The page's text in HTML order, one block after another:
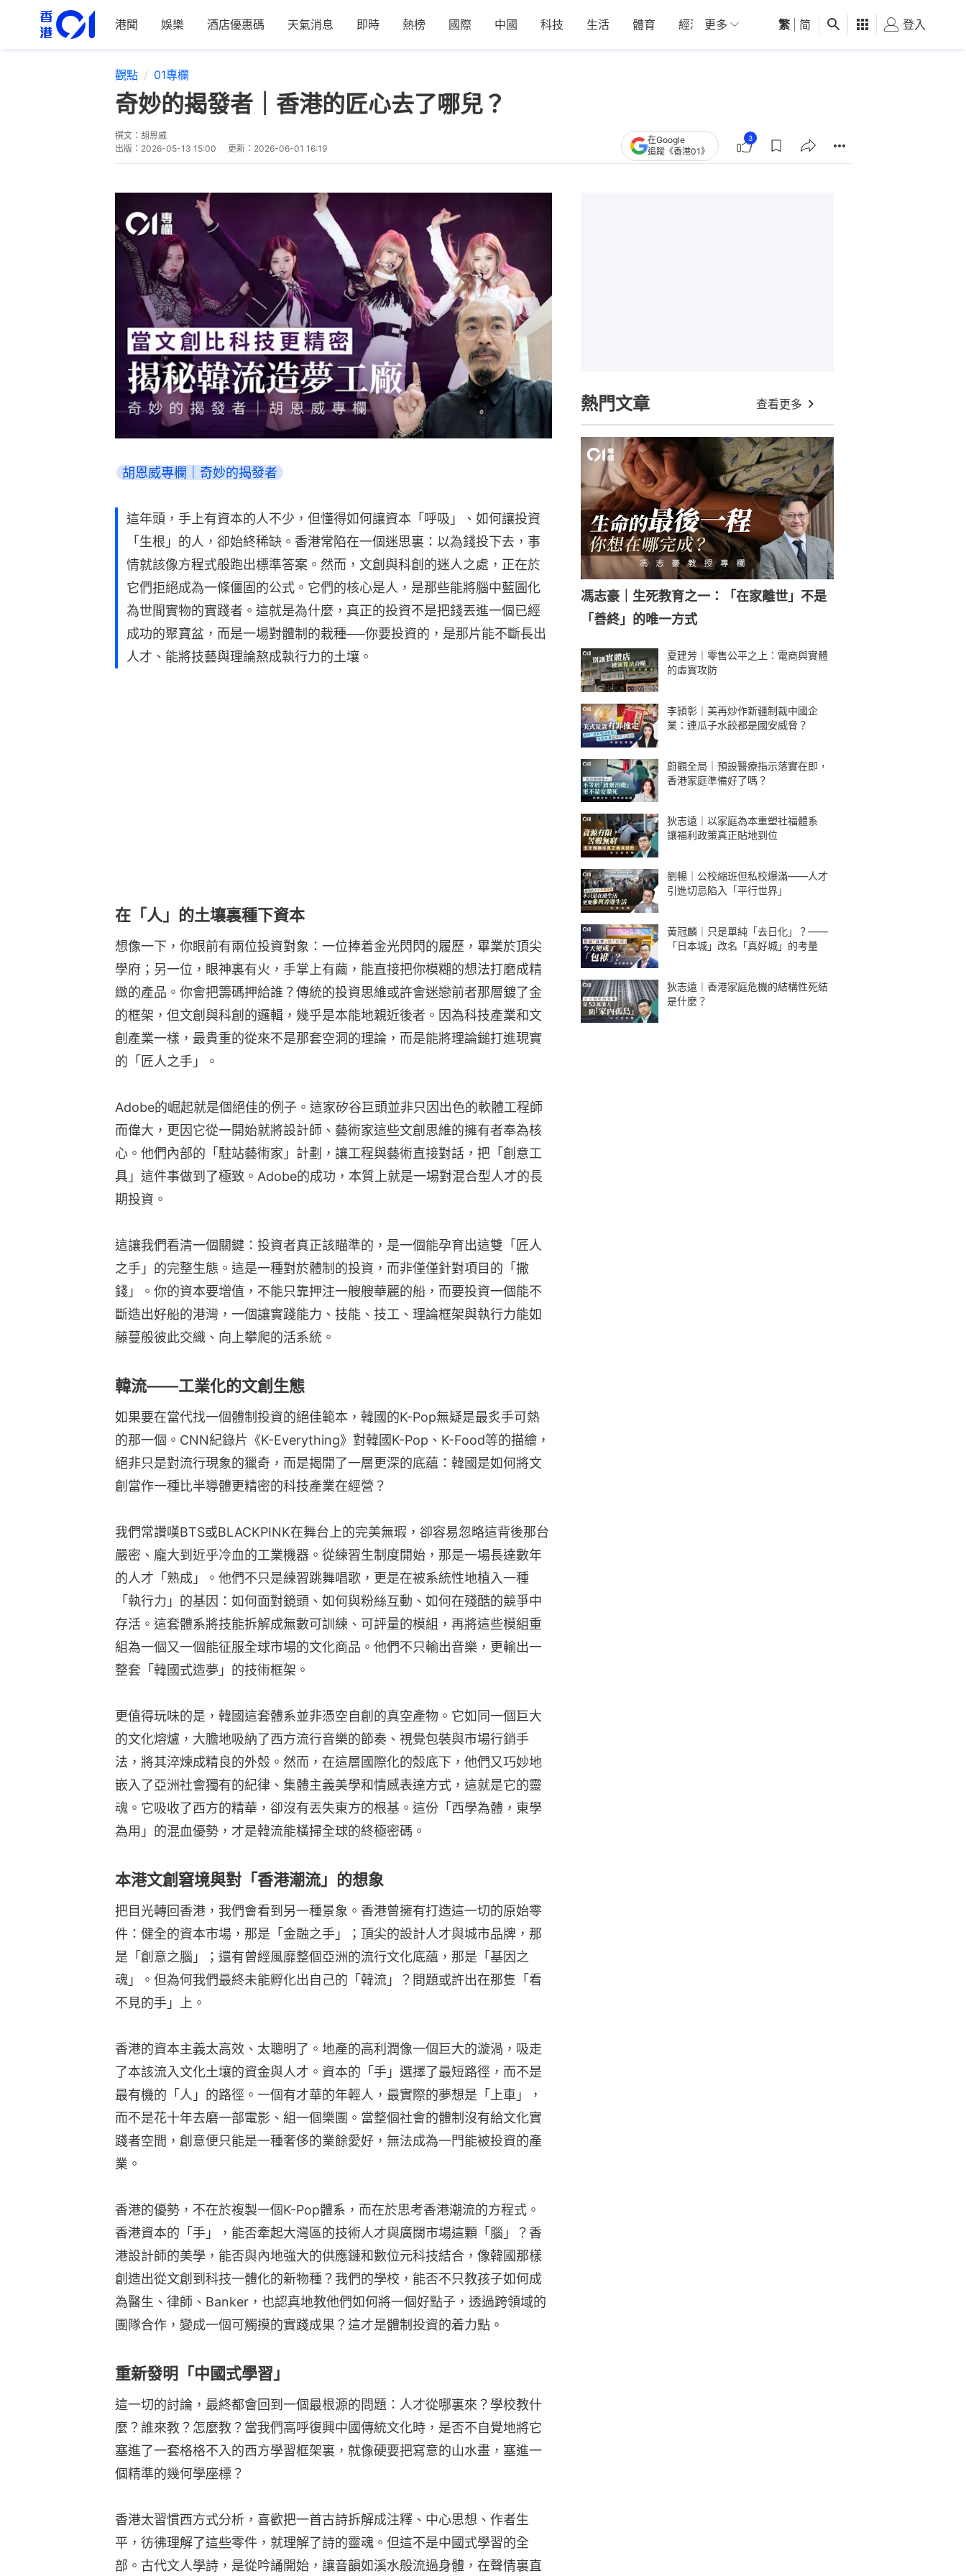
港聞 娛樂 酒店優惠碼 天氣消息 即時 熱榜 國際 中國 科技 生活 體育 經濟 01深圳 觀點 健康 好食玩飛
更多 繁 简 登入
觀點 01專欄
奇妙的揭發者｜香港的匠心去了哪兒？
撰文： 胡恩威
出版： 2026-05-13 15:00 更新： 2026-06-01 16:19
在Google
追蹤《香港01》
3
胡恩威專欄｜奇妙的揭發者
這年頭，手上有資本的人不少，但懂得如何讓資本「呼吸」、如何讓投資
「生根」的人，卻始終稀缺。香港常陷在一個迷思裏：以為錢投下去，事
情就該像方程式般跑出標準答案。然而，文創與科創的迷人之處，正在於
它們拒絕成為一條僵固的公式。它們的核心是人，是那些能將腦中藍圖化
為世間實物的實踐者。這就是為什麼，真正的投資不是把錢丟進一個已經
成功的聚寶盆，而是一場對體制的栽種──你要投資的，是那片能不斷長出
人才、能將技藝與理論熬成執行力的土壤。
在「人」的土壤裏種下資本
想像一下，你眼前有兩位投資對象：一位捧着金光閃閃的履歷，畢業於頂尖
學府；另一位，眼神裏有火，手掌上有繭，能直接把你模糊的想法打磨成精
緻的產品。你會把籌碼押給誰？傳統的投資思維或許會迷戀前者那層鍍了金
的框架，但文創與科創的邏輯，幾乎是本能地親近後者。因為科技產業和文
創產業一樣，最貴重的從來不是那套空洞的理論，而是能將理論鎚打進現實
的「匠人之手」。
Adobe的崛起就是個絕佳的例子。這家矽谷巨頭並非只因出色的軟體工程師
而偉大，更因它從一開始就將設計師、藝術家這些文創思維的擁有者奉為核
心。他們內部的「駐站藝術家」計劃，讓工程與藝術直接對話，把「創意工
具」這件事做到了極致。Adobe的成功，本質上就是一場對混合型人才的長
期投資。
這讓我們看清一個關鍵：投資者真正該瞄準的，是一個能孕育出這雙「匠人
之手」的完整生態。這是一種對於體制的投資，而非僅僅針對項目的「撒
錢」。你的資本要增值，不能只靠押注一艘艘華麗的船，而要投資一個能不
斷造出好船的港灣，一個讓實踐能力、技能、技工、理論框架與執行力能如
藤蔓般彼此交織、向上攀爬的活系統。
韓流——工業化的文創生態
如果要在當代找一個體制投資的絕佳範本，韓國的K-Pop無疑是最炙手可熱
的那一個。CNN紀錄片《K-Everything》對韓國K-Pop、K-Food等的描繪，
絕非只是對流行現象的獵奇，而是揭開了一層更深的底蘊：韓國是如何將文
創當作一種比半導體更精密的科技產業在經營？
我們常讚嘆BTS或BLACKPINK在舞台上的完美無瑕，卻容易忽略這背後那台
嚴密、龐大到近乎冷血的工業機器。從練習生制度開始，那是一場長達數年
的人才「熟成」。他們不只是練習跳舞唱歌，更是在被系統性地植入一種
「執行力」的基因：如何面對鏡頭、如何與粉絲互動、如何在殘酷的競爭中
存活。這套體系將技能拆解成無數可訓練、可評量的模組，再將這些模組重
組為一個又一個能征服全球市場的文化商品。他們不只輸出音樂，更輸出一
整套「韓國式造夢」的技術框架。
更值得玩味的是，韓國這套體系並非憑空自創的真空產物。它如同一個巨大
的文化熔爐，大膽地吸納了西方流行音樂的節奏、視覺包裝與市場行銷手
法，將其淬煉成精良的外殼。然而，在這層國際化的殼底下，他們又巧妙地
嵌入了亞洲社會獨有的紀律、集體主義美學和情感表達方式，這就是它的靈
魂。它吸收了西方的精華，卻沒有丟失東方的根基。這份「西學為體，東學
為用」的混血優勢，才是韓流能橫掃全球的終極密碼。
本港文創窘境與對「香港潮流」的想象
把目光轉回香港，我們會看到另一種景象。香港曾擁有打造這一切的原始零
件：健全的資本市場，那是「金融之手」；頂尖的設計人才與城市品牌，那
是「創意之腦」；還有曾經風靡整個亞洲的流行文化底蘊，那是「基因之
魂」。但為何我們最終未能孵化出自己的「韓流」？問題或許出在那隻「看
不見的手」上。
香港的資本主義太高效、太聰明了。地產的高利潤像一個巨大的漩渦，吸走
了本該流入文化土壤的資金與人才。資本的「手」選擇了最短路徑，而不是
最有機的「人」的路徑。一個有才華的年輕人，最實際的夢想是「上車」，
而不是花十年去磨一部電影、組一個樂團。當整個社會的體制沒有給文化實
踐者空間，創意便只能是一種奢侈的業餘愛好，無法成為一門能被投資的產
業。
香港的優勢，不在於複製一個K-Pop體系，而在於思考香港潮流的方程式。
香港資本的「手」，能否牽起大灣區的技術人才與廣闊市場這顆「腦」？香
港設計師的美學，能否與內地強大的供應鏈和數位元科技結合，像韓國那樣
創造出從文創到科技一體化的新物種？我們的學校，能否不只教孩子如何成
為醫生、律師、Banker，也認真地教他們如何將一個好點子，透過跨領域的
團隊合作，變成一個可觸摸的實踐成果？這才是體制投資的着力點。
重新發明「中國式學習」
這一切的討論，最終都會回到一個最根源的問題：人才從哪裏來？學校教什
麼？誰來教？怎麼教？當我們高呼復興中國傳統文化時，是否不自覺地將它
塞進了一套格格不入的西方學習框架裏，就像硬要把寫意的山水畫，塞進一
個精準的幾何學座標？
香港太習慣西方式分析，喜歡把一首古詩拆解成注釋、中心思想、作者生
平，彷彿理解了這些零件，就理解了詩的靈魂。但這不是中國式學習的全
部。古代文人學詩，是從吟誦開始，讓音韻如溪水般流過身體，在聲情裏直
熱門文章 查看更多
馮志豪｜生死教育之一：「在家離世」不是
「善終」的唯一方式
夏建芳｜零售公平之上：電商與實體
的虛實攻防
李頴彰｜美再炒作新疆制裁中國企
業：連瓜子水餃都是國安威脅？
蔚觀全局｜預設醫療指示落實在即，
香港家庭準備好了嗎？
狄志遠｜以家庭為本重塑社福體系
讓福利政策真正貼地到位
劉暢｜公校縮班但私校爆滿——人才
引進切忌陷入「平行世界」
黃冠麟｜只是單純「去日化」？——
「日本城」改名「真好城」的考量
狄志遠｜香港家庭危機的結構性死結
是什麼？